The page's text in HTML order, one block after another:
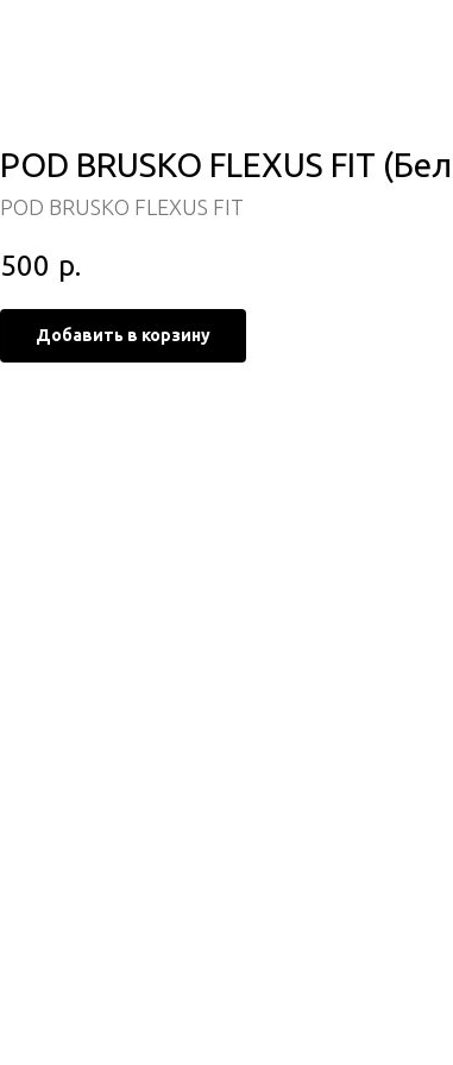
POD BRUSKO FLEXUS FIT
POD BRUSKO FLEXUS FIT
500 р.
Добавить в корзину